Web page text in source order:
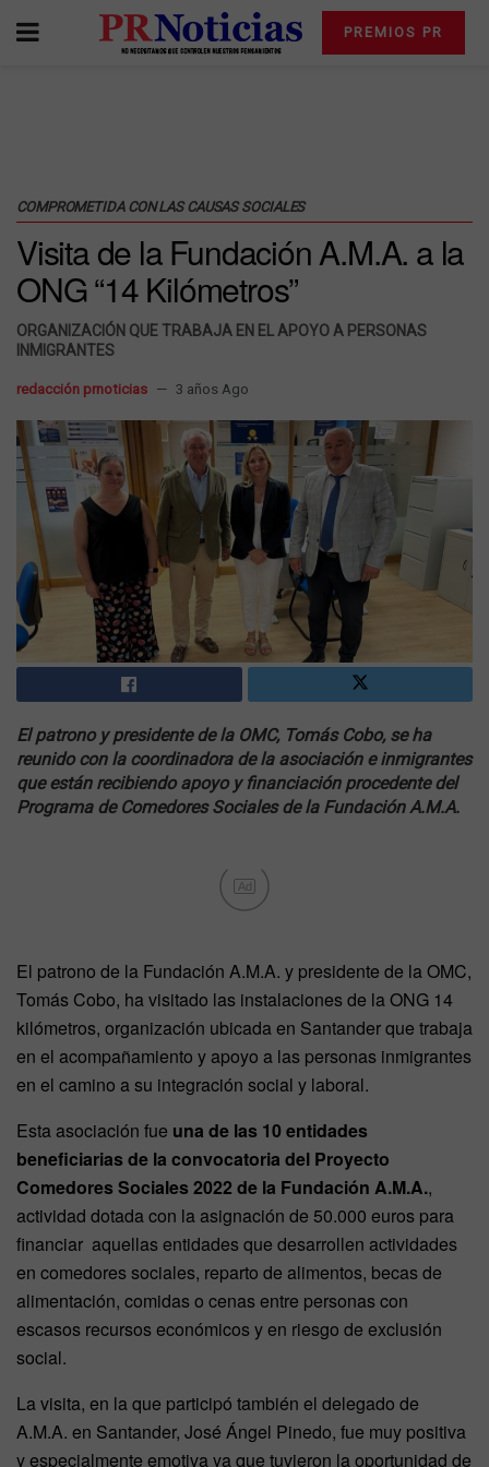
PREMIOS PR
COMPROMETIDA CON LAS CAUSAS SOCIALES
Visita de la Fundación A.M.A. a la
ONG “14 Kilómetros”
ORGANIZACIÓN QUE TRABAJA EN EL APOYO A PERSONAS
INMIGRANTES
redacción prnoticias 3 años Ago
El patrono y presidente de la OMC, Tomás Cobo, se ha
reunido con la coordinadora de la asociación e inmigrantes
que están recibiendo apoyo y financiación procedente del
Programa de Comedores Sociales de la Fundación A.M.A.
Ad
El patrono de la Fundación A.M.A. y presidente de la OMC,
Tomás Cobo, ha visitado las instalaciones de la ONG 14
kilómetros, organización ubicada en Santander que trabaja
en el acompañamiento y apoyo a las personas inmigrantes
en el camino a su integración social y laboral.
Esta asociación fue una de las 10 entidades
beneficiarias de la convocatoria del Proyecto
Comedores Sociales 2022 de la Fundación A.M.A.,
actividad dotada con la asignación de 50.000 euros para
financiar aquellas entidades que desarrollen actividades
en comedores sociales, reparto de alimentos, becas de
alimentación, comidas o cenas entre personas con
escasos recursos económicos y en riesgo de exclusión
social.
La visita, en la que participó también el delegado de
A.M.A. en Santander, José Ángel Pinedo, fue muy positiva
y especialmente emotiva ya que tuvieron la oportunidad de